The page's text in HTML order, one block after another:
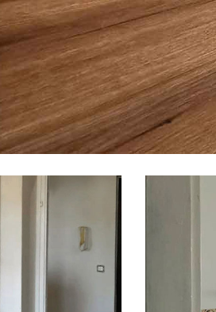
pribor Vrt i okućnica Zaštitna
odjeća
Bijela tehnika